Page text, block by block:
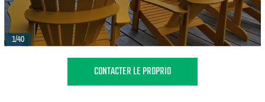
1/40
CONTACTER LE PROPRIO